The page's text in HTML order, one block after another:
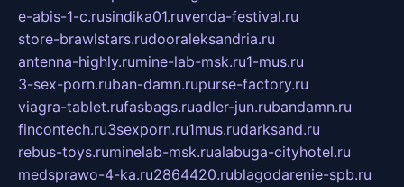
e-abis-1-c.rusindika01.ruvenda-festival.ru
store-brawlstars.rudooraleksandria.ru
antenna-highly.rumine-lab-msk.ru1-mus.ru
3-sex-porn.ruban-damn.rupurse-factory.ru
viagra-tablet.rufasbags.ruadler-jun.rubandamn.ru
fincontech.ru3sexporn.ru1mus.rudarksand.ru
rebus-toys.ruminelab-msk.rualabuga-cityhotel.ru
medsprawo-4-ka.ru2864420.rublagodarenie-spb.ru